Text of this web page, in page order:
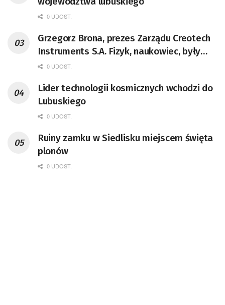
0 UDOST.
Grzegorz Brona, prezes Zarządu Creotech
Instruments S.A. Fizyk, naukowiec, były
pracownik CERN w Genewie,
doktor habilitowany nauk fizycznych,
koordynator Rady Sektorowej ds.
Kompetencji Przemysłu Lotniczo-
Badań Kosmicznych i Satelitarnych PAN.
0 UDOST.
Lider technologii kosmicznych wchodzi do
Lubuskiego
0 UDOST.
Ruiny zamku w Siedlisku miejscem święta
plonów
0 UDOST.